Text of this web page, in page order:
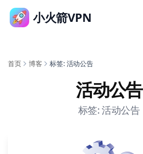
小火箭VPN
首页 博客 标签: 活动公告
活动公告
标签: 活动公告